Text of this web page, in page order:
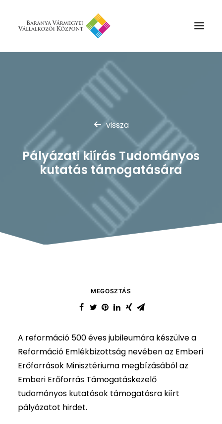
Rólunk
Szolgáltatások
Hírek
Partnerek
Kapcsolat
Keresés
vissza
Pályázati kiírás Tudományos
kutatás támogatására
MEGOSZTÁS
A reformáció 500 éves jubileumára készülve a
Reformáció Emlékbizottság nevében az Emberi
Erőforrások Minisztériuma megbízásából az
Emberi Erőforrás Támogatáskezelő
tudományos kutatások támogatásra kiírt
pályázatot hirdet.